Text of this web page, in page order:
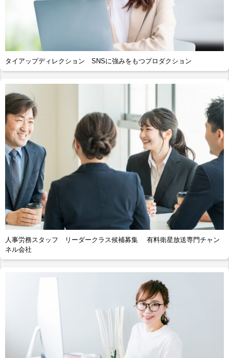
タイアップディレクション SNSに強みをもつプロダクション
人事労務スタッフ リーダークラス候補募集 有料衛星放送専門チャン
ネル会社